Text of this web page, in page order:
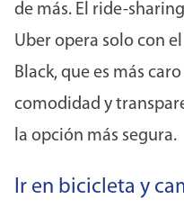
de más. El ride-
Uber opera solo con
Black, que es más
comodidad y
la opción más segura.
Ir en bicicleta y